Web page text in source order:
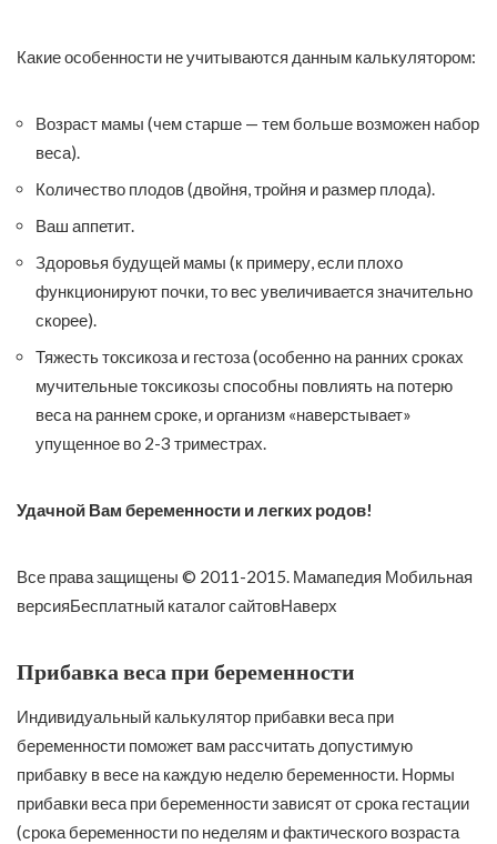
Какие особенности не учитываются данным калькулятором:
Возраст мамы (чем старше — тем больше возможен набор
веса).
Количество плодов (двойня, тройня и размер плода).
Ваш аппетит.
Здоровья будущей мамы (к примеру, если плохо
функционируют почки, то вес увеличивается значительно
скорее).
Тяжесть токсикоза и гестоза (особенно на ранних сроках
мучительные токсикозы способны повлиять на потерю
веса на раннем сроке, и организм «наверстывает»
упущенное во 2-3 триместрах.
Удачной Вам беременности и легких родов!
Все права защищены © 2011-2015. Мамапедия Мобильная
версияБесплатный каталог сайтовНаверх
Прибавка веса при беременности
Индивидуальный калькулятор прибавки веса при
беременности поможет вам рассчитать допустимую
прибавку в весе на каждую неделю беременности. Нормы
прибавки веса при беременности зависят от срока гестации
(срока беременности по неделям и фактического возраста